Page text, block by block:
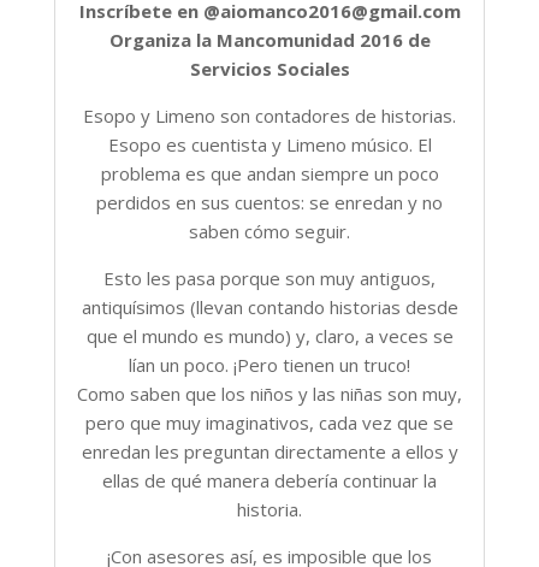
Inscríbete en @aiomanco2016@gmail.com
Organiza la Mancomunidad 2016 de
Servicios Sociales
Esopo y Limeno son contadores de historias.
Esopo es cuentista y Limeno músico. El
problema es que andan siempre un poco
perdidos en sus cuentos: se enredan y no
saben cómo seguir.
Esto les pasa porque son muy antiguos,
antiquísimos (llevan contando historias desde
que el mundo es mundo) y, claro, a veces se
lían un poco. ¡Pero tienen un truco!
Como saben que los niños y las niñas son muy,
pero que muy imaginativos, cada vez que se
enredan les preguntan directamente a ellos y
ellas de qué manera debería continuar la
historia.
¡Con asesores así, es imposible que los